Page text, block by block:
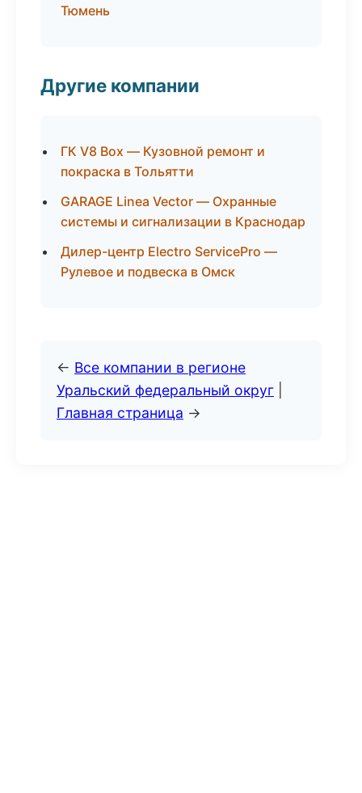
Тюмень
Другие компании
ГК V8 Box — Кузовной ремонт и
покраска в Тольятти
GARAGE Linea Vector — Охранные
системы и сигнализации в Краснодар
Дилер-центр Electro ServicePro —
Рулевое и подвеска в Омск
← Все компании в регионе
Уральский федеральный округ
Главная страница →